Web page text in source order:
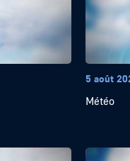
5 août
Météo